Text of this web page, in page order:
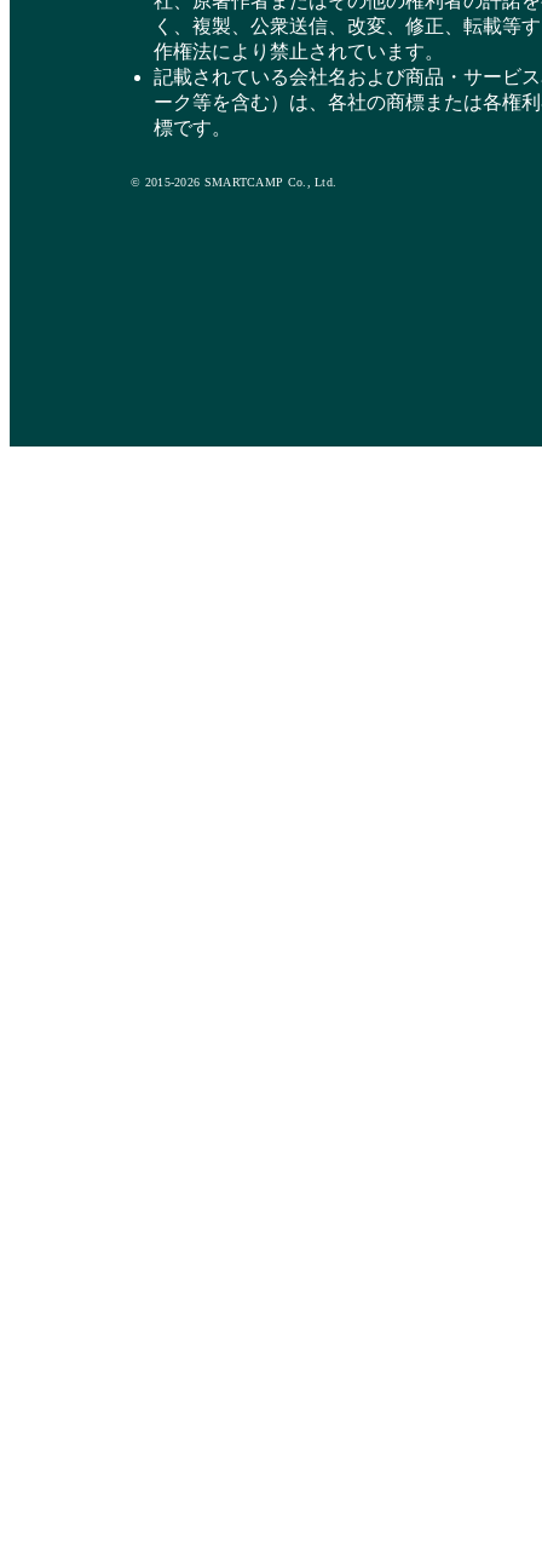
く、複製、公衆送信、改変、修正、転載等
作権法により禁止されています。
記載されている会社名および商品・サービ
ーク等を含む）は、各社の商標または各権
標です。
© 2015-2026 SMARTCAMP Co., Ltd.